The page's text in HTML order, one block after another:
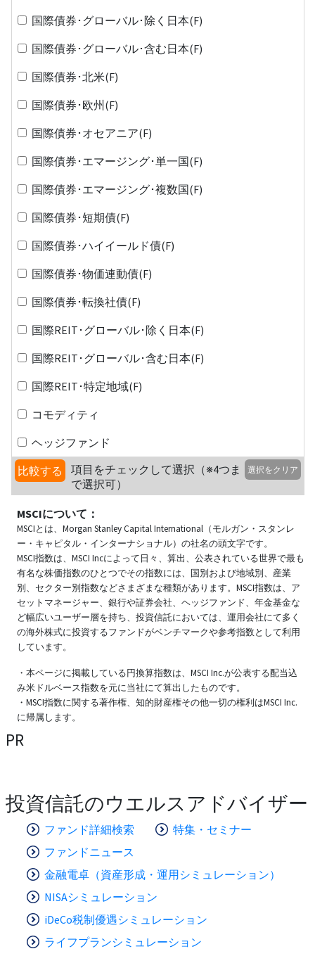
国際債券･グローバル･除く日本(F)
国際債券･グローバル･含む日本(F)
国際債券･北米(F)
国際債券･欧州(F)
国際債券･オセアニア(F)
国際債券･エマージング･単一国(F)
国際債券･エマージング･複数国(F)
国際債券･短期債(F)
国際債券･ハイイールド債(F)
国際債券･物価連動債(F)
国際債券･転換社債(F)
国際REIT･グローバル･除く日本(F)
国際REIT･グローバル･含む日本(F)
国際REIT･特定地域(F)
コモディティ
ヘッジファンド
比較する
項目をチェックして選択（※4つま
で選択可）
選択をクリア
MSCIについて：
MSCIとは、Morgan Stanley Capital International（モルガン・スタンレ
ー・キャピタル・インターナショナル）の社名の頭文字です。
MSCI指数は、MSCI Incによって日々、算出、公表されている世界で最も
有名な株価指数のひとつでその指数には、国別および地域別、産業
別、セクター別指数などさまざまな種類があります。MSCI指数は、ア
セットマネージャー、銀行や証券会社、ヘッジファンド、年金基金な
ど幅広いユーザー層を持ち、投資信託においては、運用会社にて多く
の海外株式に投資するファンドがベンチマークや参考指数として利用
しています。
・本ページに掲載している円換算指数は、MSCI Inc.が公表する配当込
み米ドルベース指数を元に当社にて算出したものです。
・MSCI指数に関する著作権、知的財産権その他一切の権利はMSCI Inc.
に帰属します。
PR
投資信託のウエルスアドバイザー
ファンド詳細検索
特集・セミナー
ファンドニュース
金融電卓（資産形成・運用シミュレーション）
NISAシミュレーション
iDeCo税制優遇シミュレーション
ライフプランシミュレーション